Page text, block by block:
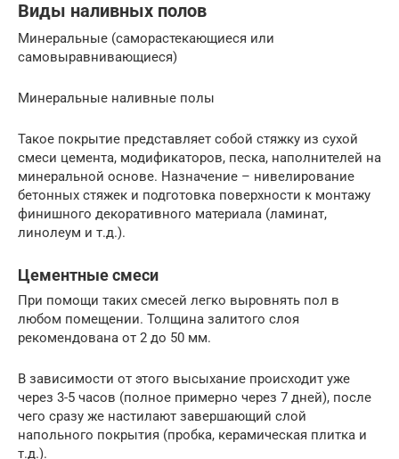
Виды наливных полов
Минеральные (саморастекающиеся или
самовыравнивающиеся)
Минеральные наливные полы
Такое покрытие представляет собой стяжку из сухой
смеси цемента, модификаторов, песка, наполнителей на
минеральной основе. Назначение – нивелирование
бетонных стяжек и подготовка поверхности к монтажу
финишного декоративного материала (ламинат,
линолеум и т.д.).
Цементные смеси
При помощи таких смесей легко выровнять пол в
любом помещении. Толщина залитого слоя
рекомендована от 2 до 50 мм.
В зависимости от этого высыхание происходит уже
через 3-5 часов (полное примерно через 7 дней), после
чего сразу же настилают завершающий слой
напольного покрытия (пробка, керамическая плитка и
т.д.).